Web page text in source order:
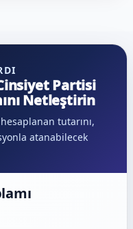
Partisi
Netleştirin
tutarını,
atanabilecek